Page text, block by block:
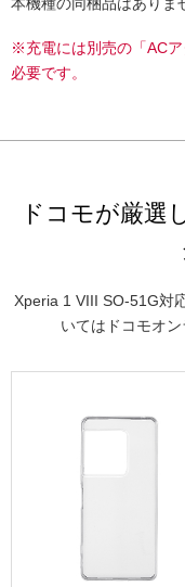
※充電には別売の「AC
必要です。
ドコモが厳選
Xperia 1 VIII SO-51G対
いてはドコモオン